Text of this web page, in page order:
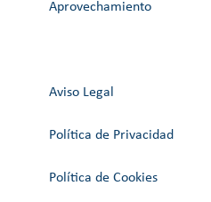
Aprovechamiento
Aviso Legal
Política de Privacidad
Política de Cookies